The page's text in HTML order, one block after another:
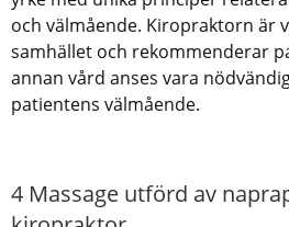
och välmående. Kiropraktorn är
samhället och rekommenderar
annan vård anses vara
patientens välmående.
4 Massage utförd av